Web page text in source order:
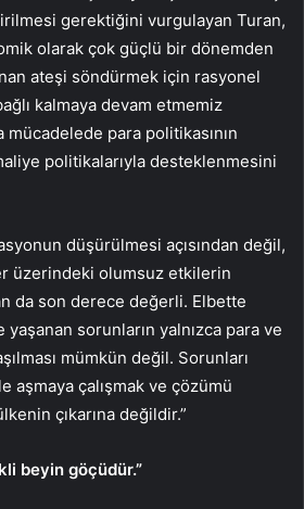
gerektiğini vurgulayan Turan,
olarak çok güçlü bir dönemden
ateşi söndürmek için rasyonel
kalmaya devam etmemiz
para politikasının
politikalarıyla desteklenmesini
düşürülmesi açısından değil,
üzerindeki olumsuz etkilerin
da son derece değerli. Elbette
sorunların yalnızca para ve
mümkün değil. Sorunları
aşmaya çalışmak ve çözümü
çıkarına değildir.”
beyin göçüdür.”